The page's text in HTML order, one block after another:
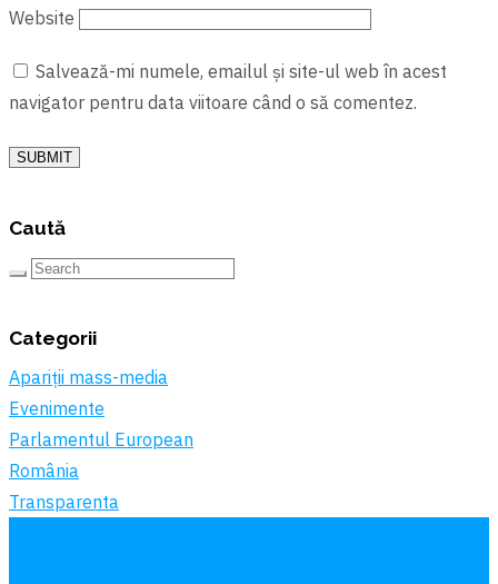
Website
Salvează-mi numele, emailul și site-ul web în acest
navigator pentru data viitoare când o să comentez.
SUBMIT
Caută
Categorii
Apariții mass-media
Evenimente
Parlamentul European
România
Transparenta